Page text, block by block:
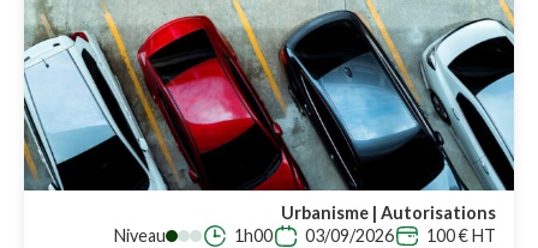
Urbanisme | Autorisations
Niveau
1h00 03/09/2026 100 € HT